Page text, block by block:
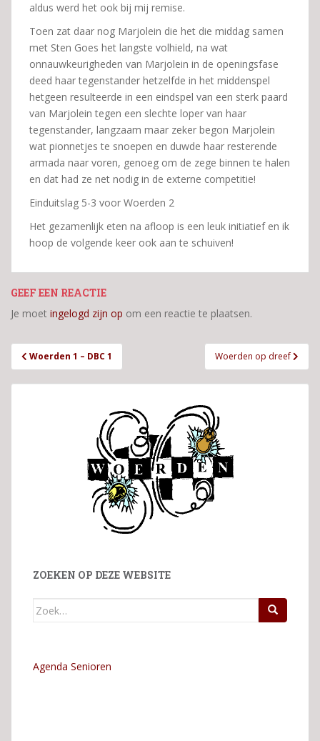
aldus werd het ook bij mij remise.
Toen zat daar nog Marjolein die het die middag samen
met Sten Goes het langste volhield, na wat
onnauwkeurigheden van Marjolein in de openingsfase
deed haar tegenstander hetzelfde in het middenspel
hetgeen resulteerde in een eindspel van een sterk paard
van Marjolein tegen een slechte loper van haar
tegenstander, langzaam maar zeker begon Marjolein
wat pionnetjes te snoepen en duwde haar resterende
armada naar voren, genoeg om de zege binnen te halen
en dat had ze net nodig in de externe competitie!
Einduitslag 5-3 voor Woerden 2
Het gezamenlijk eten na afloop is een leuk initiatief en ik
hoop de volgende keer ook aan te schuiven!
GEEF EEN REACTIE
Je moet ingelogd zijn op om een reactie te plaatsen.
Bericht
navigatie
Woerden 1 – DBC 1 Woerden op dreef
ZOEKEN OP DEZE WEBSITE
Zoek
Agenda Senioren